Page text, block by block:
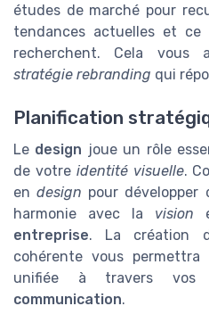
études de marché pour
tendances actuelles et ce
recherchent. Cela vous
stratégie rebranding qui
Planification
Le design joue un rôle
de votre identité visuelle.
endesign pour développer
harmonie avec la vision
entreprise. La création
cohérente vous
unifiée à travers vos
communication.